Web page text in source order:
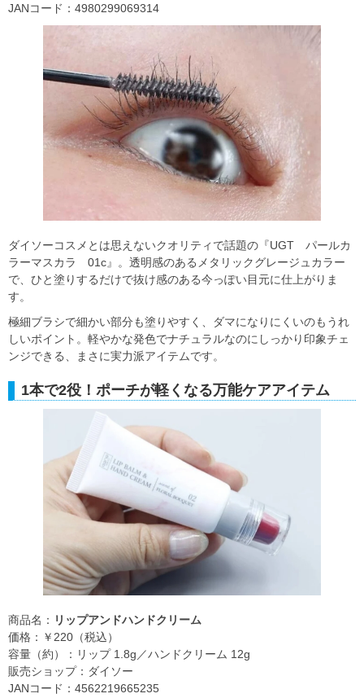
JANコード：4980299069314
ダイソーコスメとは思えないクオリティで話題の『UGT パールカ
ラーマスカラ 01c』。透明感のあるメタリックグレージュカラー
で、ひと塗りするだけで抜け感のある今っぽい目元に仕上がりま
す。
極細ブラシで細かい部分も塗りやすく、ダマになりにくいのもうれ
しいポイント。軽やかな発色でナチュラルなのにしっかり印象チェ
ンジできる、まさに実力派アイテムです。
1本で2役！ポーチが軽くなる万能ケアアイテム
商品名： リップアンドハンドクリーム
価格：￥220（税込）
容量（約）：リップ 1.8g／ハンドクリーム 12g
販売ショップ：ダイソー
JANコード：4562219665235